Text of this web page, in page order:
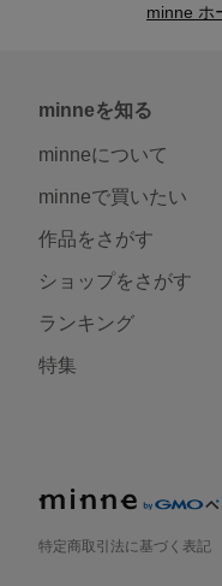
minne ホ
minneを知る
minneについて
minneで買いたい
作品をさがす
ショップをさがす
ランキング
特集
特定商取引法に基づく表記